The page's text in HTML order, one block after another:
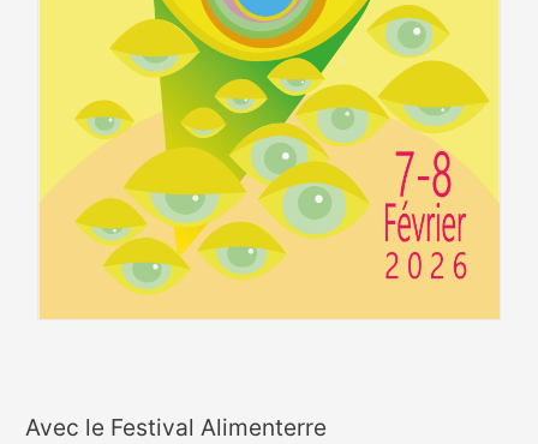
Avec le Festival Alimenterre